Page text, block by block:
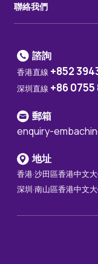
聯絡我們
諮詢
香港直線 +852
深圳直線 +86 0755
郵箱
enquiry-
地址
香港·沙田區香港中文
深圳·南山區香港中文